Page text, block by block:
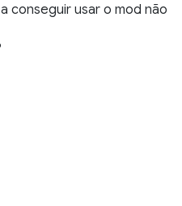
conseguir usar o mod não